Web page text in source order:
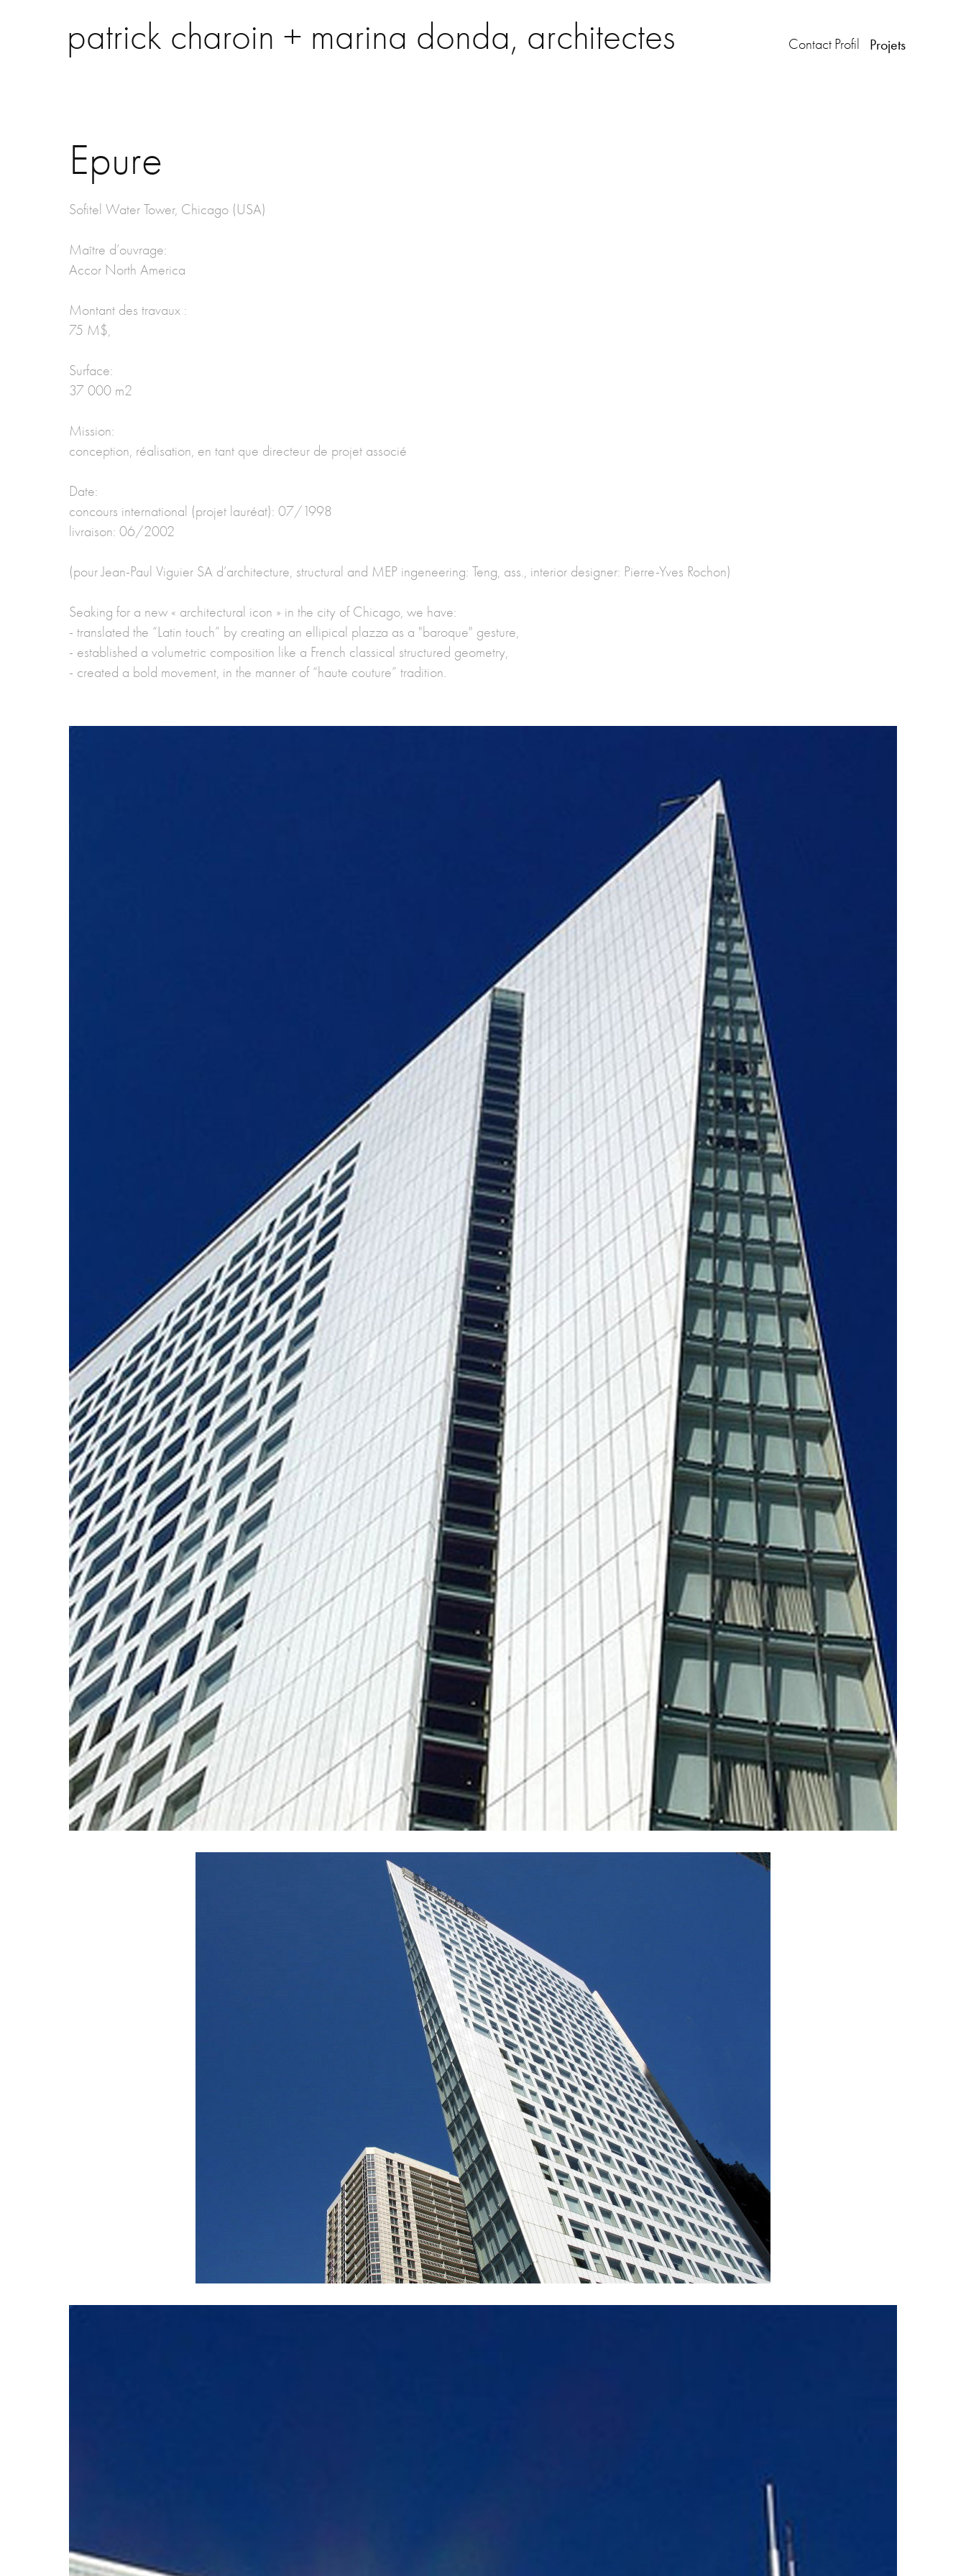
patrick charoin + marina donda, architectes Contact Profil Projets
Epure
Sofitel Water Tower, Chicago (USA)
Maître d’ouvrage:
Accor North America
Montant des travaux :
75 M$,
Surface:
37 000 m2
Mission:
conception, réalisation, en tant que directeur de projet associé
Date:
concours international (projet lauréat): 07/1998
livraison: 06/2002
(pour Jean-Paul Viguier SA d’architecture, structural and MEP ingeneering: Teng, ass., interior designer: Pierre-Yves Rochon)
Seaking for a new « architectural icon » in the city of Chicago, we have:
- translated the “Latin touch” by creating an ellipical plazza as a "baroque" gesture,
- established a volumetric composition like a French classical structured geometry,
- created a bold movement, in the manner of “haute couture” tradition.